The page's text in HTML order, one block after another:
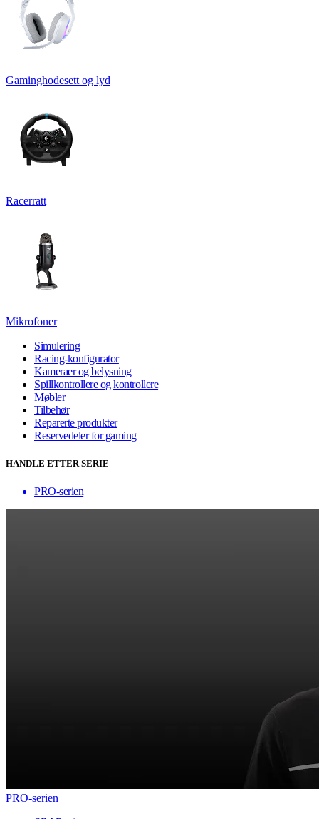
Gaminghodesett og lyd
Racerratt
Mikrofoner
Simulering
Racing-konfigurator
Kameraer og belysning
Spillkontrollere og kontrollere
Møbler
Tilbehør
Reparerte produkter
Reservedeler for gaming
HANDLE ETTER SERIE
PRO-serien
PRO-serien